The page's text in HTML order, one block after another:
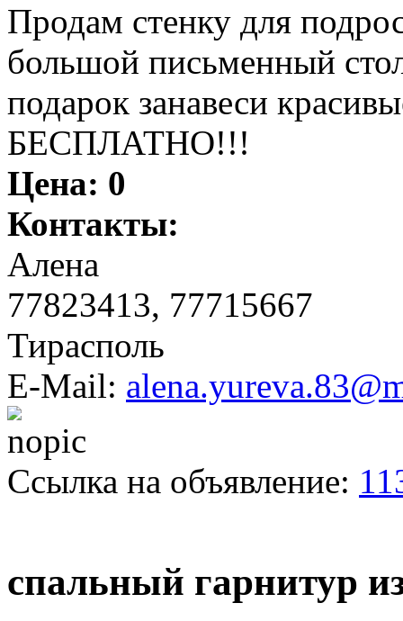
Продам стенку для
большой письменный
подарок занавеси
БЕСПЛАТНО!!!
Цена: 0
Контакты:
Алена
77823413, 77715667
Тирасполь
E-Mail:
Ссылка на объявление:
спальный гарнитур